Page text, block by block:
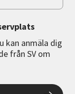
kan anmäla dig
från SV om